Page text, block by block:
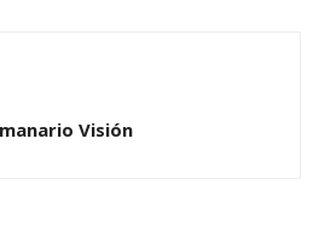
Visión